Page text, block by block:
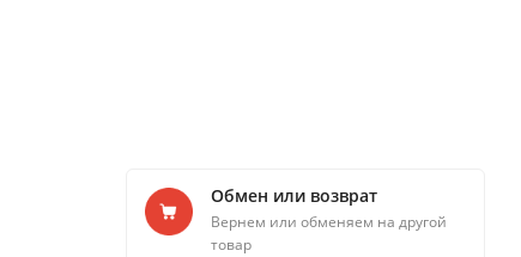
Обмен или возврат
Вернем или обменяем на другой
товар